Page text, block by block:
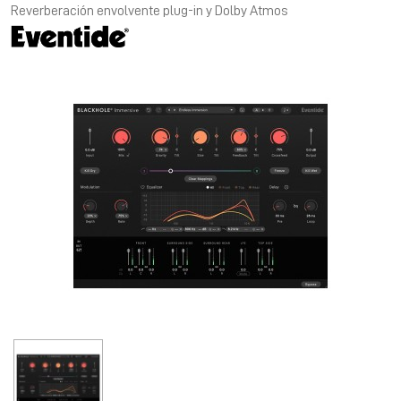
Reverberación envolvente plug-in y Dolby Atmos